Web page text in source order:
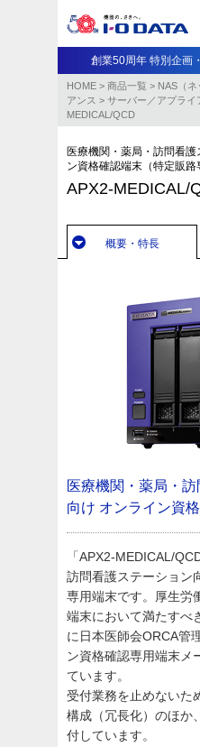
創業50周年 特別企画
HOME > 商品一覧 > NAS（
アンス​ > サーバー／アプライ
MEDICAL/QCD
医療機関・薬局・訪問看
ン資格確認端末（特定販路
APX2-MEDICAL/
概要・特長
医療機関・薬局・
向け オンライン資
「APX2-MEDICAL/
訪問看護ステーション
専用端末です。厚生労
端末において満たすべ
に日本医師会ORCA管
ン資格確認専用端末メ
ています。
受付業務を止めないた
構成（冗長化）のほか
付しています。